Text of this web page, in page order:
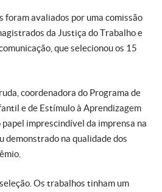
avaliados por uma comissão
da Justiça do Trabalho e
que selecionou os 15
coordenadora do Programa de
e de Estímulo à Aprendizagem
imprescindível da imprensa na
demonstrado na qualidade dos
Os trabalhos tinham um